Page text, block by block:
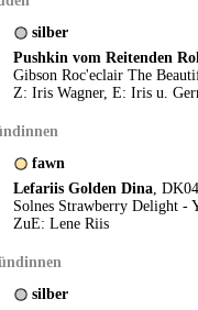
silber
Pushkin vom Reitenden
Gibson Roc'eclair The
Z: Iris Wagner, E: Iris u.
fawn
Lefariis Golden Dina,
Solnes Strawberry Delight -
ZuE: Lene Riis
silber